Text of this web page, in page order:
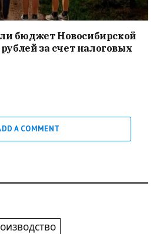
бюджет Новосибирской
за счет налоговых
A COMMENT